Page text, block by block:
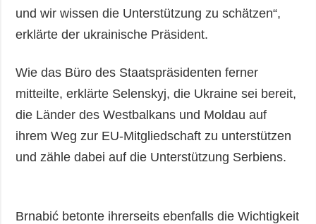
und wir wissen die Unterstützung zu schätzen“,
erklärte der ukrainische Präsident.
Wie das Büro des Staatspräsidenten ferner
mitteilte, erklärte Selenskyj, die Ukraine sei bereit,
die Länder des Westbalkans und Moldau auf
ihrem Weg zur EU-Mitgliedschaft zu unterstützen
und zähle dabei auf die Unterstützung Serbiens.
Brnabić betonte ihrerseits ebenfalls die Wichtigkeit